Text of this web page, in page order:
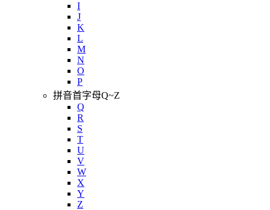
I
J
K
L
M
N
O
P
拼音首字母Q~Z
Q
R
S
T
U
V
W
X
Y
Z